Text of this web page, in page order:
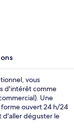
vous
d'intérêt comme
Une
ouvert 24 h/24
d'aller déguster le